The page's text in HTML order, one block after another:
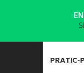
PRATIC-